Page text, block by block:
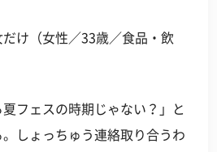
け（女性／33歳／食品・飲
フェスの時期じゃない？」と
しょっちゅう連絡取り合うわ